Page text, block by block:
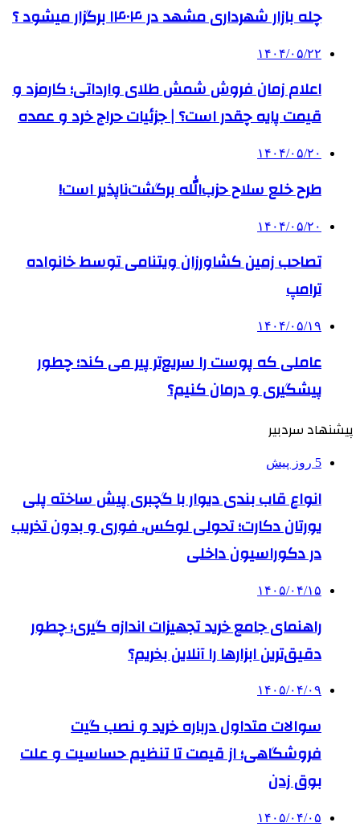
چله بازار شهرداری مشهد در ۱۴۰۴ برگزار میشود ؟
۱۴۰۴/۰۵/۲۲
اعلام زمان فروش شمش طلای وارداتی؛ کارمزد و
قیمت پایه چقدر است؟ | جزئیات حراج خرد و عمده
۱۴۰۴/۰۵/۲۰
طرح خلع سلاح حزب‌الله برگشت‌ناپذیر است!
۱۴۰۴/۰۵/۲۰
تصاحب زمین کشاورزان ویتنامی توسط خانواده
ترامپ
۱۴۰۴/۰۵/۱۹
عاملی که پوست را سریع‌تر پیر می کند؛ چطور
پیشگیری و درمان کنیم؟
پیشنهاد سردبیر
5 روز پیش
انواع قاب بندی دیوار با گچبری پیش ساخته پلی
یورتان دکارت؛ تحولی لوکس، فوری و بدون تخریب
در دکوراسیون داخلی
۱۴۰۵/۰۴/۱۵
راهنمای جامع خرید تجهیزات اندازه گیری؛ چطور
دقیق‌ترین ابزارها را آنلاین بخریم؟
۱۴۰۵/۰۴/۰۹
سوالات متداول درباره خرید و نصب گیت
فروشگاهی؛ از قیمت تا تنظیم حساسیت و علت
بوق زدن
۱۴۰۵/۰۴/۰۵